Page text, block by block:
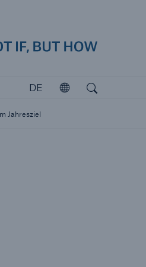
DE
Öffnen
Jahresziel